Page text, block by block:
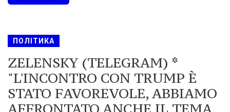
ПОЛІТИКА
ZELENSKY (TELEGRAM) *
"L'INCONTRO CON TRUMP È
STATO FAVOREVOLE, ABBIAMO
AFFRONTATO ANCHE IL TEMA